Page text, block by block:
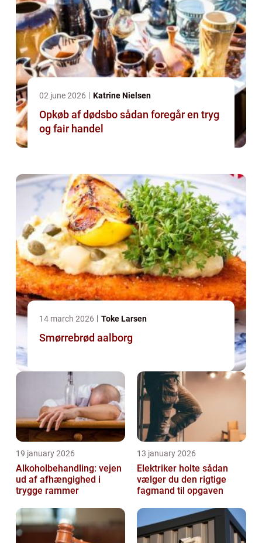
02 june 2026 Katrine Nielsen
Opkøb af dødsbo sådan foregår en tryg
og fair handel
14 march 2026 Toke Larsen
Smørrebrød aalborg
19 january 2026
Alkoholbehandling: vejen
ud af afhængighed i
trygge rammer
13 january 2026
Elektriker holte sådan
vælger du den rigtige
fagmand til opgaven